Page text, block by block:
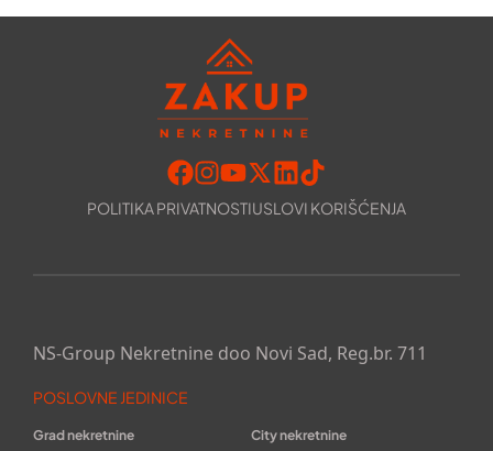
POLITIKA PRIVATNOSTIUSLOVI KORIŠĆENJA
NS-Group Nekretnine doo Novi Sad, Reg.br. 711
POSLOVNE JEDINICE
Grad nekretnine
City nekretnine